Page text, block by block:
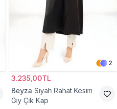
2
3.235,00TL
Beyza Siyah Rahat Kesim
Giy Çık Kap